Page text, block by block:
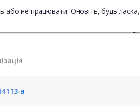
не працювати. Оновіть, будь
a